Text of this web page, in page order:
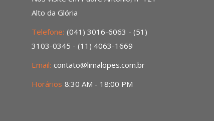
Alto da Glória
Telefone: (041) 3016-6063 - (51)
3103-0345 - (11) 4063-1669
Email: contato@limalopes.com.br
Horários 8:30 AM - 18:00 PM